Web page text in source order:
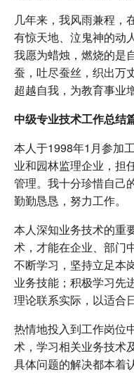
几年来，我风雨兼程，
有惊天地、泣鬼神的动
我愿为蜡烛，燃烧的是
蚕，吐尽蚕丝，织出万
超越自我，为教育事业
中级专业技术工作总结
本人于1998年1月参加
业和园林监理企业，担
管理。我十分珍惜自己
勤勤恳恳，努力工作。
本人深知业务技术的重
术，才能在企业、部门
不断学习，坚持立足本
业务技能；积极学习先
理论联系实际，以适合
热情地投入到工作岗位
术，学习相关业务技术
具体问题的解决都本着